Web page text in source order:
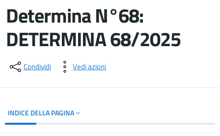
Determina N°68:
DETERMINA 68/2025
Dettagli del documento
Condividi Vedi azioni
INDICE DELLA PAGINA